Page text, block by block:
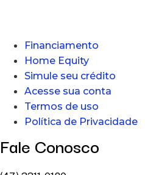
Financiamento
Home Equity
Simule seu crédito
Acesse sua conta
Termos de uso
Política de Privacidade
Fale Conosco